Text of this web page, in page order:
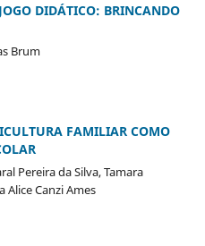
DIDÁTICO: BRINCANDO
Brum
FAMILIAR COMO
Pereira da Silva, Tamara
Alice Canzi Ames